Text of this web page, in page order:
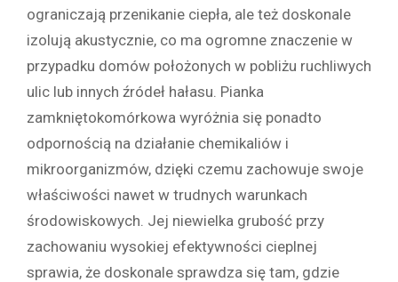
ograniczają przenikanie ciepła, ale też doskonale
izolują akustycznie, co ma ogromne znaczenie w
przypadku domów położonych w pobliżu ruchliwych
ulic lub innych źródeł hałasu. Pianka
zamkniętokomórkowa wyróżnia się ponadto
odpornością na działanie chemikaliów i
mikroorganizmów, dzięki czemu zachowuje swoje
właściwości nawet w trudnych warunkach
środowiskowych. Jej niewielka grubość przy
zachowaniu wysokiej efektywności cieplnej
sprawia, że doskonale sprawdza się tam, gdzie